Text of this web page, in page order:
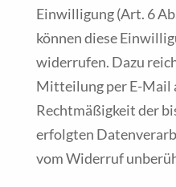
Einwilligung (Art. 6
können diese
widerrufen. Dazu
Mitteilung per E-Mail
Rechtmäßigkeit der
erfolgten
vom Widerruf